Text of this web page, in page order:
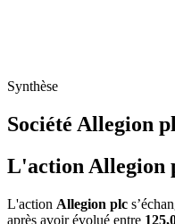
Synthèse
Société Allegion
L'action Allegion
L'action Allegion plc
après avoir évolué entre